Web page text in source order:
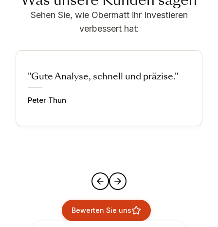
Sehen Sie, wie Obermatt ihr Investieren
verbessert hat:
"Gute Analyse, schnell und präzise."
Peter Thun
Bewerten Sie uns